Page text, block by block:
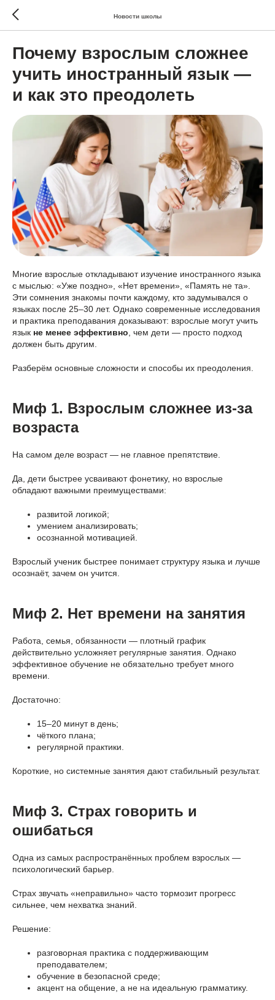
Новости школы
Почему взрослым сложнее
учить иностранный язык —
и как это преодолеть
Многие взрослые откладывают изучение иностранного языка
с мыслью: «Уже поздно», «Нет времени», «Память не та».
Эти сомнения знакомы почти каждому, кто задумывался о
языках после 25–30 лет. Однако современные исследования
и практика преподавания доказывают: взрослые могут учить
язык не менее эффективно , чем дети — просто подход
должен быть другим.
Разберём основные сложности и способы их преодоления.
Миф 1. Взрослым сложнее из-за
возраста
На самом деле возраст — не главное препятствие.
Да, дети быстрее усваивают фонетику, но взрослые
обладают важными преимуществами:
развитой логикой;
умением анализировать;
осознанной мотивацией.
Взрослый ученик быстрее понимает структуру языка и лучше
осознаёт, зачем он учится.
Миф 2. Нет времени на занятия
Работа, семья, обязанности — плотный график
действительно усложняет регулярные занятия. Однако
эффективное обучение не обязательно требует много
времени.
Достаточно:
15–20 минут в день;
чёткого плана;
регулярной практики.
Короткие, но системные занятия дают стабильный результат.
Миф 3. Страх говорить и
ошибаться
Одна из самых распространённых проблем взрослых —
психологический барьер.
Страх звучать «неправильно» часто тормозит прогресс
сильнее, чем нехватка знаний.
Решение:
разговорная практика с поддерживающим
преподавателем;
обучение в безопасной среде;
акцент на общение, а не на идеальную грамматику.